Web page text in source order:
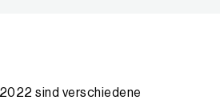
sind verschiedene